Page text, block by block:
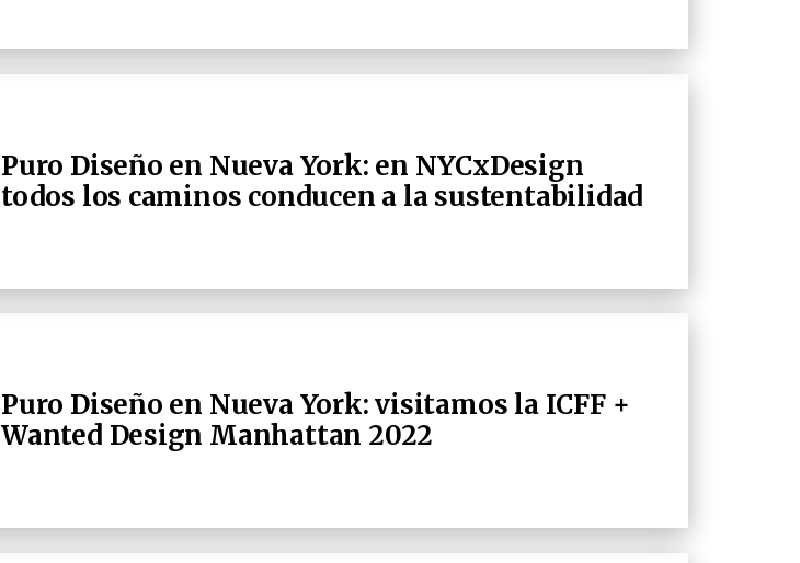
Puro Diseño en Nueva York: en NYCxDesign
todos los caminos conducen a la sustentabilidad
Puro Diseño en Nueva York: visitamos la ICFF +
Wanted Design Manhattan 2022